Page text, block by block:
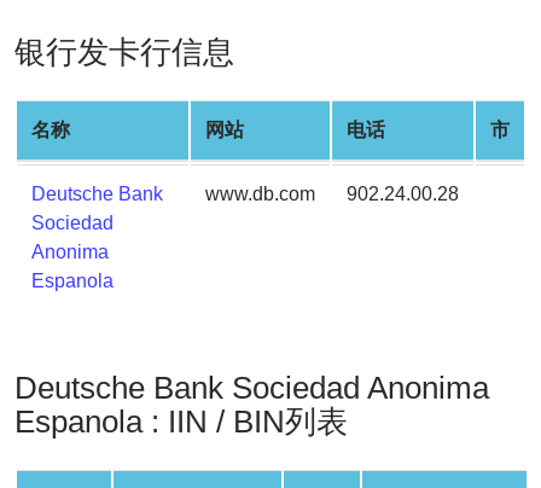
Credit
Validator
Credit
Card
Generator
Random
Credit
Generate
Credit
Card
银行发卡行信息
名称 网站 电话 市
Deutsche Bank
Sociedad
Anonima
Espanola
www.db.com 902.24.00.28
Deutsche Bank Sociedad Anonima
Espanola : IIN / BIN列表